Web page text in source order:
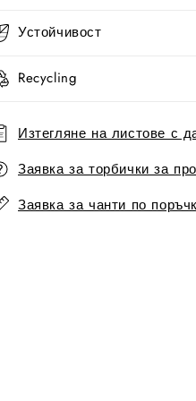
Устойчивост
Recycling
Изтегляне на листове с
Заявка за торбички за
Заявка за чанти по